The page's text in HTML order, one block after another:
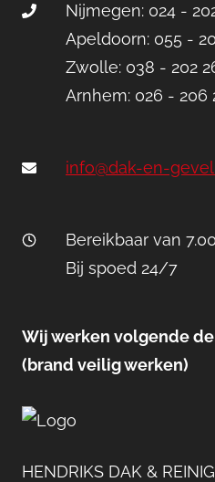
Nijmegen: 024 -
Apeldoorn: 055 -
Zwolle: 038 - 202
Arnhem: 026 - 206
info@dak-en-
Bereikbaar van
Bij spoed 24/7
Wij werken volgende
(brand veilig werken)
HENDRIKS DAK &